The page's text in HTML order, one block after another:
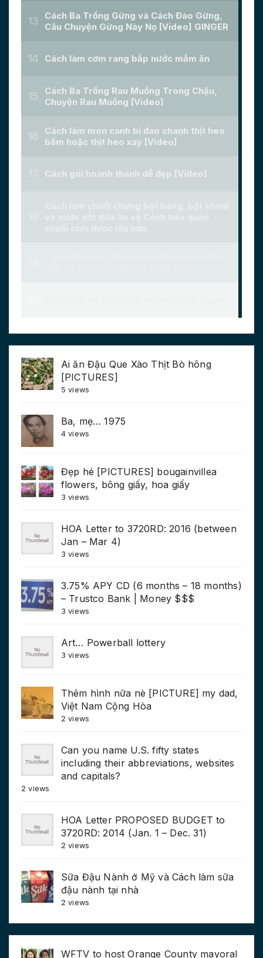
Ai ăn Đậu Que Xào Thịt Bò hông
[PICTURES]
5 views
Ba, mẹ… 1975
4 views
Đẹp hé [PICTURES] bougainvillea
flowers, bông giấy, hoa giấy
3 views
HOA Letter to 3720RD: 2016 (between
Jan – Mar 4)
3 views
3.75% APY CD (6 months – 18 months)
– Trustco Bank | Money $$$
3 views
Art… Powerball lottery
3 views
Thêm hình nữa nè [PICTURE] my dad,
Việt Nam Cộng Hòa
2 views
Can you name U.S. fifty states
including their abbreviations, websites
and capitals?
2 views
HOA Letter PROPOSED BUDGET to
3720RD: 2014 (Jan. 1 – Dec. 31)
2 views
Sữa Đậu Nành ở Mỹ và Cách làm sữa
đậu nành tại nhà
2 views
WFTV to host Orange County mayoral